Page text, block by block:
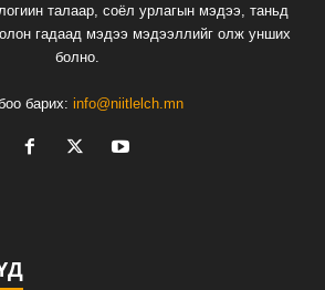
талаар, соёл урлагын мэдээ, таньд
гадаад мэдээ мэдээллийг олж унших
болно.
барих: info@niitlelch.mn